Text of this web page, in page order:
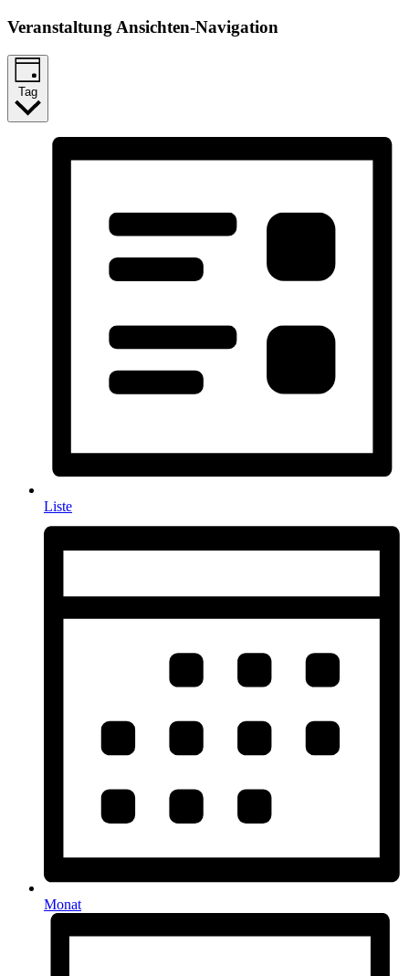
Veranstaltung Ansichten-Navigation
Tag
Liste
Monat